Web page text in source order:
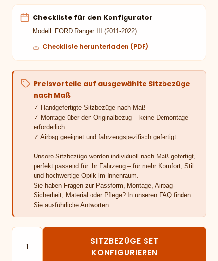
Checkliste für den Konfigurator
Modell: FORD Ranger III (2011-2022)
Checkliste herunterladen (PDF)
Preisvorteile auf ausgewählte Sitzbezüge
nach Maß
✓ Handgefertigte Sitzbezüge nach Maß
✓ Montage über den Originalbezug – keine Demontage
erforderlich
✓ Airbag geeignet und fahrzeugspezifisch gefertigt
Unsere Sitzbezüge werden individuell nach Maß gefertigt,
perfekt passend für Ihr Fahrzeug – für mehr Komfort, Stil
und hochwertige Optik im Innenraum.
Sie haben Fragen zur Passform, Montage, Airbag-
Sicherheit, Material oder Pflege? In unseren FAQ finden
Sie ausführliche Antworten.
Autositzbezüge passend für FORD Ranger III Pickup
SITZBEZÜGE SET
KONFIGURIEREN